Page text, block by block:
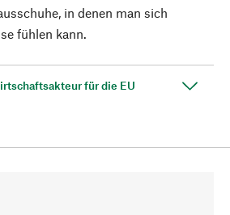
in denen man sich
fühlen kann.
für die EU